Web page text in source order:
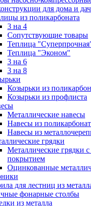
для дома и
из поликарбоната
3 на 4
Сопутствующие товары
Теплица
Теплица "Эконом"
3 на 6
3 на 8
Козырьки из
Козырьки из профлиста
Металлические навесы
Навесы из
Навесы из
грядки
Металлические грядки
покрытием
Оцинкованные
для лестниц из
фонарные столбы
из металла